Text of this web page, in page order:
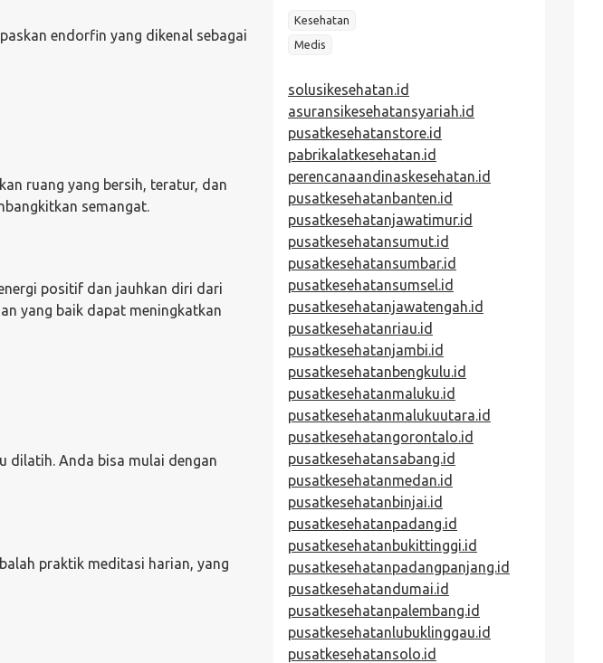
endorfin yang dikenal sebagai
ruang yang bersih, teratur, dan
semangat.
positif dan jauhkan diri dari
yang baik dapat meningkatkan
dilatih. Anda bisa mulai dengan
praktik meditasi harian, yang
Kesehatan
Medis
solusikesehatan.id
asuransikesehatansyariah.id
pusatkesehatanstore.id
pabrikalatkesehatan.id
perencanaandinaskesehatan.id
pusatkesehatanbanten.id
pusatkesehatanjawatimur.id
pusatkesehatansumut.id
pusatkesehatansumbar.id
pusatkesehatansumsel.id
pusatkesehatanjawatengah.id
pusatkesehatanriau.id
pusatkesehatanjambi.id
pusatkesehatanbengkulu.id
pusatkesehatanmaluku.id
pusatkesehatanmalukuutara.id
pusatkesehatangorontalo.id
pusatkesehatansabang.id
pusatkesehatanmedan.id
pusatkesehatanbinjai.id
pusatkesehatanpadang.id
pusatkesehatanbukittinggi.id
pusatkesehatanpadangpanjang.id
pusatkesehatandumai.id
pusatkesehatanpalembang.id
pusatkesehatanlubuklinggau.id
pusatkesehatansolo.id